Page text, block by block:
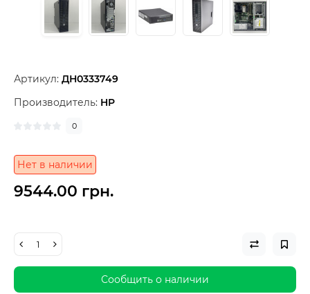
Артикул: ДН0333749
Производитель: HP
0
Нет в наличии
9544.00 грн.
Сообщить о наличии